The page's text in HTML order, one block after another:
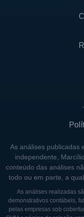
Outro aspecto
abordagem
não apenas se
programas
contínuo para
o máximo
disso, a
utilizarem
promovendo
ambiente de
A Myomo foi
As análises publicadas
independente,
conteúdo das análises
todo ou em parte, a
As análises realizadas
demonstrativos contábeis,
pelas empresas sob